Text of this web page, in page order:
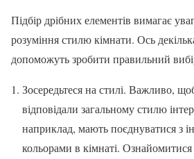
Підбір дрібних елементів вимагає
розуміння стилю кімнати. Ось
допоможуть зробити правильний
Зосередьтеся на стилі. Важливо,
відповідали загальному стилю
наприклад, мають поєднуватися з
кольорами в кімнаті. Ознайомитися